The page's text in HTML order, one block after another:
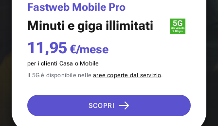
Fastweb Mobile Pro
Minuti e giga illimitati
11,95 €/mese
per i clienti Casa o Mobile
Il 5G è disponibile nellearee coperte dal servizio.
SCOPRI